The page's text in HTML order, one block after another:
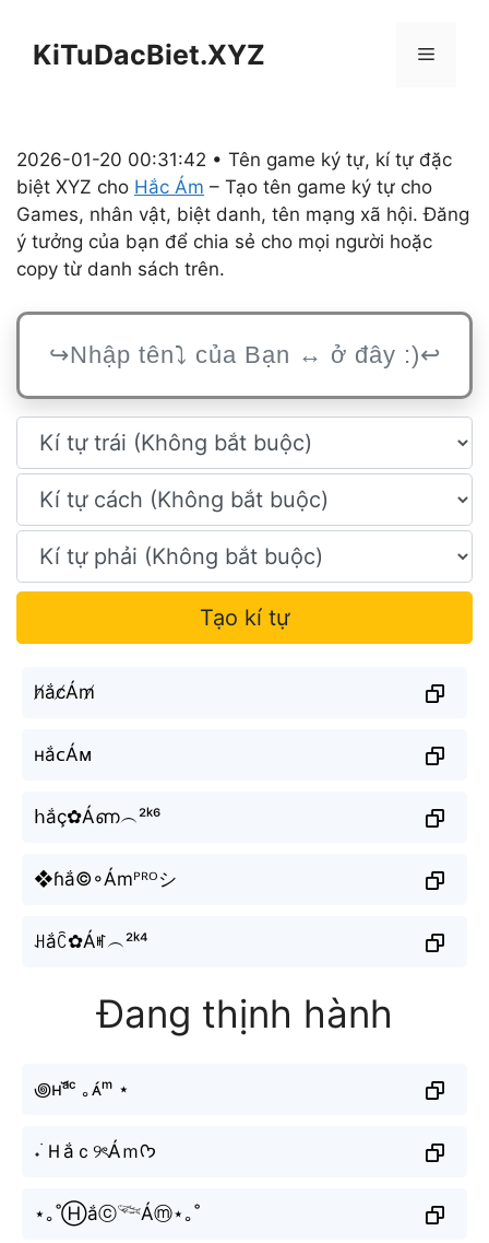
KiTuDacBiet.XYZ Menu
2026-01-20 00:31:42 • Tên game ký tự, kí tự đặc
biệt XYZ cho Hắc Ám – Tạo tên game ký tự cho
Games, nhân vật, biệt danh, tên mạng xã hội. Đăng
ý tưởng của bạn để chia sẻ cho mọi người hoặc
copy từ danh sách trên.
Tạo kí tự
h̸ắc̸Ám̸
ʜắᴄÁᴍ
հắç✿Áണ︵²ᵏ⁶
❖ɦắ©◦Ámᴾᴿᴼシ
ꃅắꉓ✿Áꎭ︵²ᵏ⁴
Đang thịnh hành
꩜ʜᵃ̆́ᶜ ｡ᴀ́ᵐ ⋆
˖ ࣪Ｈắｃ୨ৎÁｍᡣ𐭩
⋆｡˚Ⓗắⓒ𓆝Áⓜ⋆｡˚